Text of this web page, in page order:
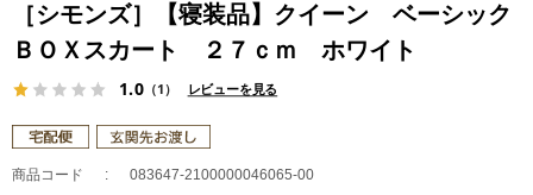
［シモンズ］【寝装品】クイーン ベーシック
ＢＯＸスカート ２７ｃｍ ホワイト
1.0（1） レビューを見る
商品コード 083647-2100000046065-00